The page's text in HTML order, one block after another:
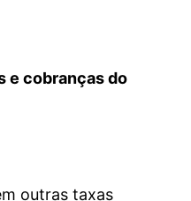
e cobranças do
outras taxas